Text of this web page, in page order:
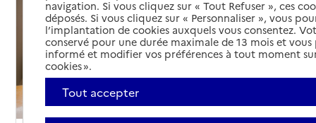
navigation. Si vous cliquez sur « Tout Refuser », ces
déposés. Si vous cliquez sur « Personnaliser », vous
l’implantation de cookies auxquels vous consentez.
conservé pour une durée maximale de 13 mois et
informé et modifier vos préférences à tout moment
cookies ».
Tout accepter